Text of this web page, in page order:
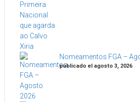
Nomeamentos FGA –
publicado el agosto 3, 2026